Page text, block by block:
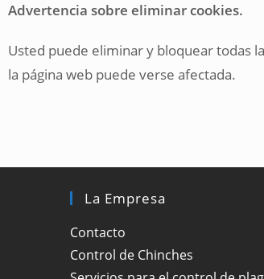
Advertencia sobre eliminar cookies.
Usted puede eliminar y bloquear todas
la página web puede verse afectada.
La Empresa
Contacto
Control de Chinches